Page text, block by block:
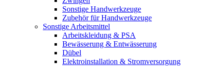
Sonstige Handwerkzeuge
Zubehör für Handwerkzeuge
Sonstige Arbeitsmittel
Arbeitskleidung & PSA
Bewässerung & Entwässerung
Dübel
Elektroinstallation & Stromversorgung